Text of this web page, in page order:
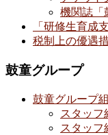
機関誌「
「研修生育成
税制上の優遇
鼓童グループ
鼓童グループ
スタッフ
スタッフ